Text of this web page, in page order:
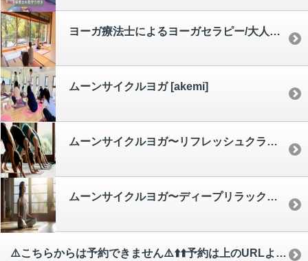
ヨーガ療法士によるヨーガセラピー/大人クラス [sachiko]
ムーンサイクルヨガ [akemi]
ムーンサイクルヨガ〜リフレッシュクラス〜 [akemi]
ムーンサイクルヨガ〜ディープリラックスクラス〜 [akemi]
⚠️こちらからは予約できません⚠️⬆️⬆️予約は上のURLより⬆️⬆️